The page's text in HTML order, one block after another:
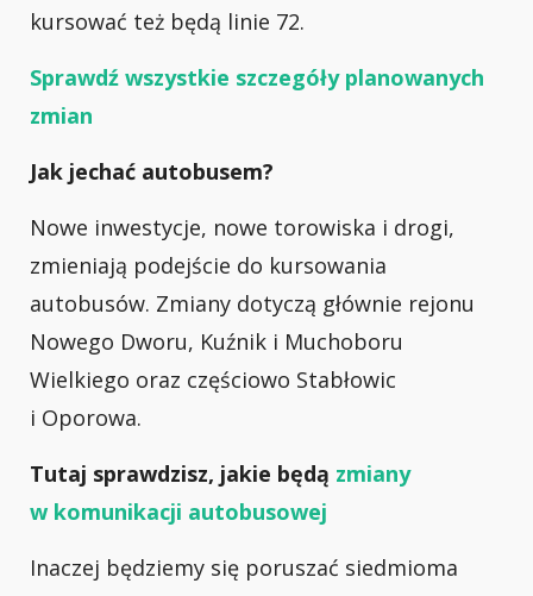
kursować też będą linie 72.
Sprawdź wszystkie szczegóły planowanych
zmian
Jak jechać autobusem?
Nowe inwestycje, nowe torowiska i drogi,
zmieniają podejście do kursowania
autobusów. Zmiany dotyczą głównie rejonu
Nowego Dworu, Kuźnik i Muchoboru
Wielkiego oraz częściowo Stabłowic
i Oporowa.
Tutaj sprawdzisz, jakie będą zmiany
w komunikacji autobusowej
Inaczej będziemy się poruszać siedmioma